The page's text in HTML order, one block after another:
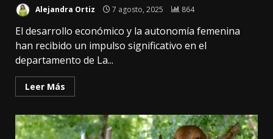
Alejandra Ortiz 7 agosto, 2025 864
El desarrollo económico y la autonomía femenina
han recibido un impulso significativo en el
departamento de La...
Leer Más